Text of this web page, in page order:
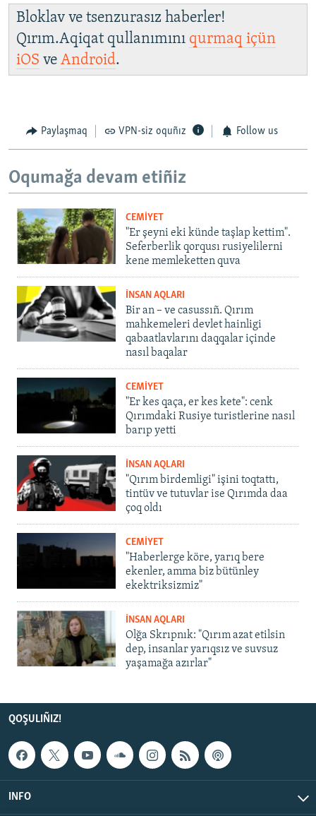
Bloklav ve tsenzurasız haberler!
Qırım.Aqiqat qullanımını qurmaq içün
iOS ve Android.
Paylaşmaq VPN-siz oquñız Follow us
Oqumağa devam etiñiz
CEMİYET
"Er şeyni eki künde taşlap kettim".
Seferberlik qorqusı rusiyelilerni
kene memleketten quva
İNSAN AQLARI
Bir an – ve casussıñ. Qırım
mahkemeleri devlet hainligi
qabaatlavlarını daqqalar içinde
nasıl baqalar
CEMİYET
"Er kes qaça, er kes kete": cenk
Qırımdaki Rusiye turistlerine nasıl
barıp yetti
İNSAN AQLARI
"Qırım birdemligi" işini toqtattı,
tintüv ve tutuvlar ise Qırımda daa
çoq oldı
CEMİYET
"Haberlerge köre, yarıq bere
ekenler, amma biz bütünley
ekektriksizmiz"
İNSAN AQLARI
Olğa Skrıpnık: "Qırım azat etilsin
dep, insanlar yarıqsız ve suvsuz
yaşamağa azırlar"
QOŞULIÑIZ!
INFO